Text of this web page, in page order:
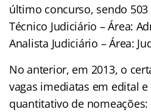
último concurso, sendo
Técnico Judiciário – Área:
Analista Judiciário – Área:
No anterior, em 2013, o
vagas imediatas em edital
quantitativo de nomeações: